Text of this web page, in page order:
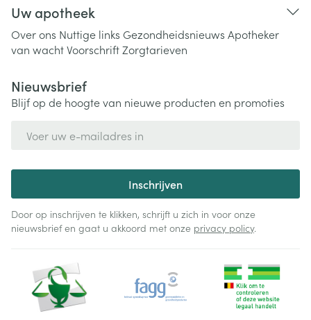
Uw apotheek
Over ons Nuttige links Gezondheidsnieuws Apotheker
van wachtVoorschriftZorgtarieven
Nieuwsbrief
Blijf op de hoogte van nieuwe producten en promoties
Inschrijven
Door op inschrijven te klikken, schrijft u zich in voor onze
nieuwsbrief en gaat u akkoord met onze privacy policy.